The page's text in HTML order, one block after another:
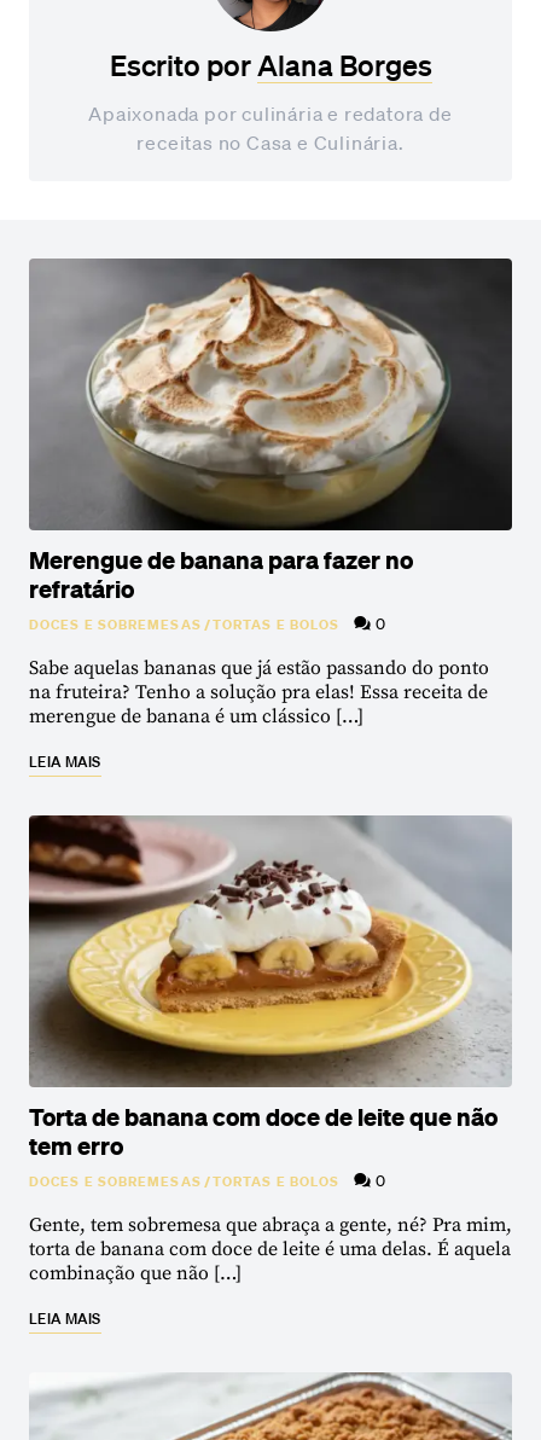
Escrito porAlana Borges
Apaixonada por culinária e redatora de
receitas no Casa e Culinária.
Merengue de banana para fazer no
refratário
DOCES E SOBREMESAS/TORTAS E BOLOS 0
Sabe aquelas bananas que já estão passando do ponto
na fruteira? Tenho a solução pra elas! Essa receita de
merengue de banana é um clássico […]
LEIA MAIS
Torta de banana com doce de leite que não
tem erro
DOCES E SOBREMESAS/TORTAS E BOLOS 0
Gente, tem sobremesa que abraça a gente, né? Pra mim,
torta de banana com doce de leite é uma delas. É aquela
combinação que não […]
LEIA MAIS